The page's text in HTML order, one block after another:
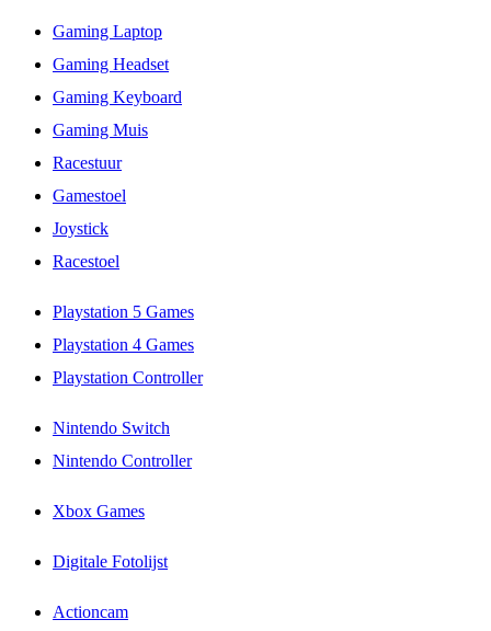
Gaming Laptop
Gaming Headset
Gaming Keyboard
Gaming Muis
Racestuur
Gamestoel
Joystick
Racestoel
Playstation 5 Games
Playstation 4 Games
Playstation Controller
Nintendo Switch
Nintendo Controller
Xbox Games
Digitale Fotolijst
Actioncam